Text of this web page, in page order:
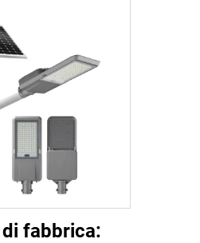
fabbrica: